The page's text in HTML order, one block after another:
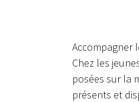
Accompagner
Chez les
posées sur la
présents et